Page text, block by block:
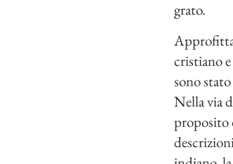
grato.
cristiano
sono
Nella via
proposito